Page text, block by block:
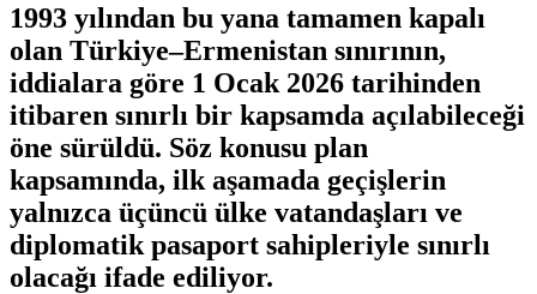
1993 yılından bu yana tamamen kapalı
olan Türkiye–Ermenistan sınırının,
iddialara göre 1 Ocak 2026 tarihinden
itibaren sınırlı bir kapsamda açılabileceği
öne sürüldü. Söz konusu plan
kapsamında, ilk aşamada geçişlerin
yalnızca üçüncü ülke vatandaşları ve
diplomatik pasaport sahipleriyle sınırlı
olacağı ifade ediliyor.